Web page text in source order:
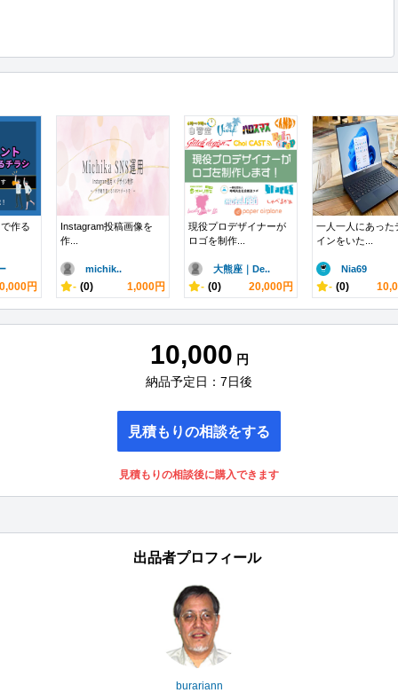
作る
円
Instagram投稿画像を
作...
michik..
- (0) 1,000円
現役プロデザイナーが
ロゴを制作...
大熊座｜De..
- (0) 20,000円
一人一人にあった
インをいた...
Nia69
- (0)
10,000 円
納品予定日：7日後
見積もりの相談をする
見積もりの相談後に購入できます
出品者プロフィール
burariann